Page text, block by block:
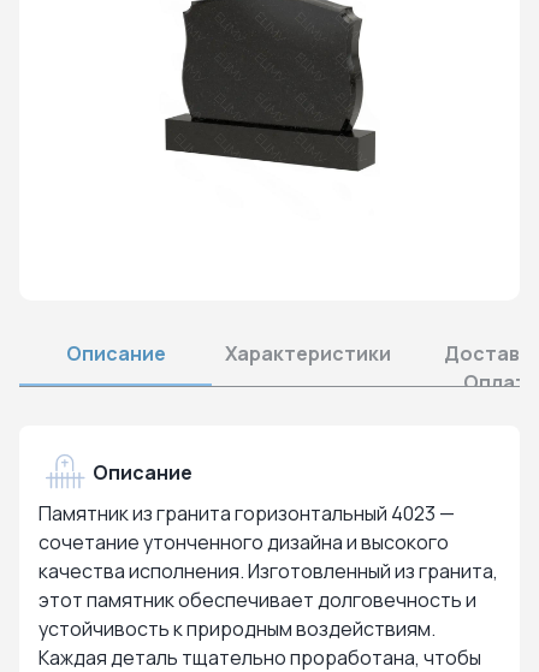
Описание Характеристики
Оплата
Описание
Памятник из гранита горизонтальный 4023 —
сочетание утонченного дизайна и высокого
качества исполнения. Изготовленный из гранита,
этот памятник обеспечивает долговечность и
устойчивость к природным воздействиям.
Каждая деталь тщательно проработана, чтобы